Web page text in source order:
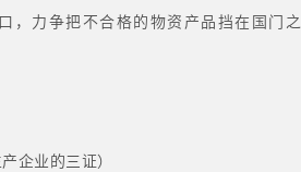
，力争把不合格的物资产品挡在国门之
企业的三证）